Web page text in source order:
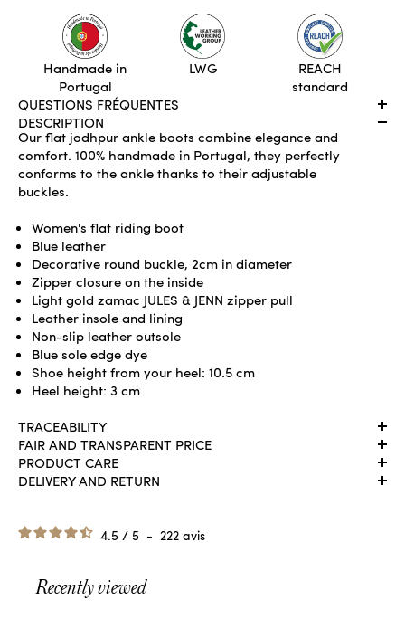
ADD TO CART
Handmade in
Portugal
LWG
REACH
standard
QUESTIONS FRÉQUENTES
DESCRIPTION
Our flat jodhpur ankle boots combine elegance and
comfort. 100% handmade in Portugal, they perfectly
conforms to the ankle thanks to their adjustable
buckles.
Women's flat riding boot
Blue leather
Decorative round buckle, 2cm in diameter
Zipper closure on the inside
Light gold zamac JULES & JENN zipper pull
Leather insole and lining
Non-slip leather outsole
Blue sole edge dye
Shoe height from your heel: 10.5 cm
Heel height: 3 cm
TRACEABILITY
FAIR AND TRANSPARENT PRICE
PRODUCT CARE
DELIVERY AND RETURN
4.5 / 5 - 222 avis
Recently viewed